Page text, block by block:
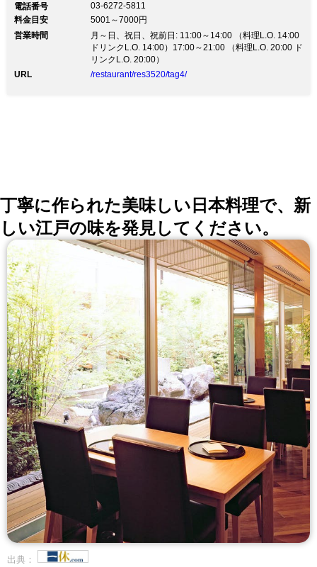
電話番号
03-6272-5811
料金目安
5001～7000円
営業時間
月～日、祝日、祝前日: 11:00～14:00 （料理L.O. 14:00
ドリンクL.O. 14:00）17:00～21:00 （料理L.O. 20:00 ド
リンクL.O. 20:00）
URL
/restaurant/res3520/tag4/
丁寧に作られた美味しい日本料理で、新
しい江戸の味を発見してください。
出典：